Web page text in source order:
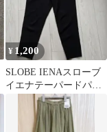
¥ 1,200
SLOBE IENAスローブ
イエナテーパードパン
ツ36ウエストゴムスロ
ーブイエナ